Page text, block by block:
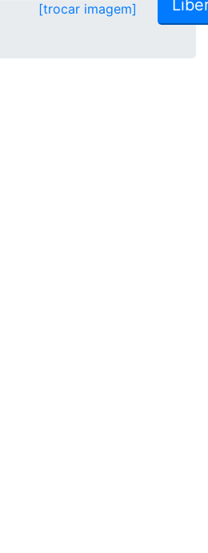
[trocar imagem]